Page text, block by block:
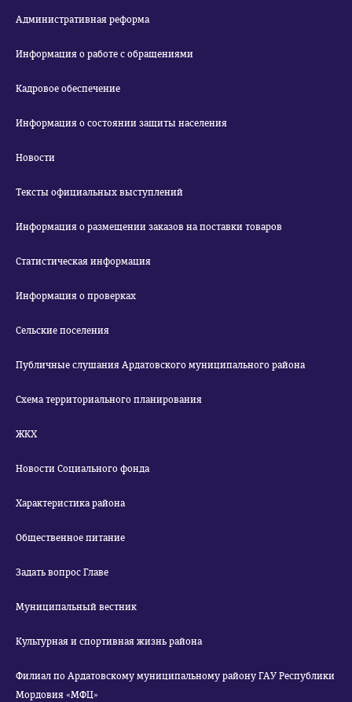
Административная реформа
Информация о работе с обращениями
Кадровое обеспечение
Информация о состоянии защиты населения
Новости
Тексты официальных выступлений
Информация о размещении заказов на поставки товаров
Статистическая информация
Информация о проверках
Сельские поселения
Публичные слушания Ардатовского муниципального района
Схема территориального планирования
ЖКХ
Новости Социального фонда
Характеристика района
Общественное питание
Задать вопрос Главе
Муниципальный вестник
Культурная и спортивная жизнь района
Филиал по Ардатовскому муниципальному району ГАУ Республики
Мордовия «МФЦ»